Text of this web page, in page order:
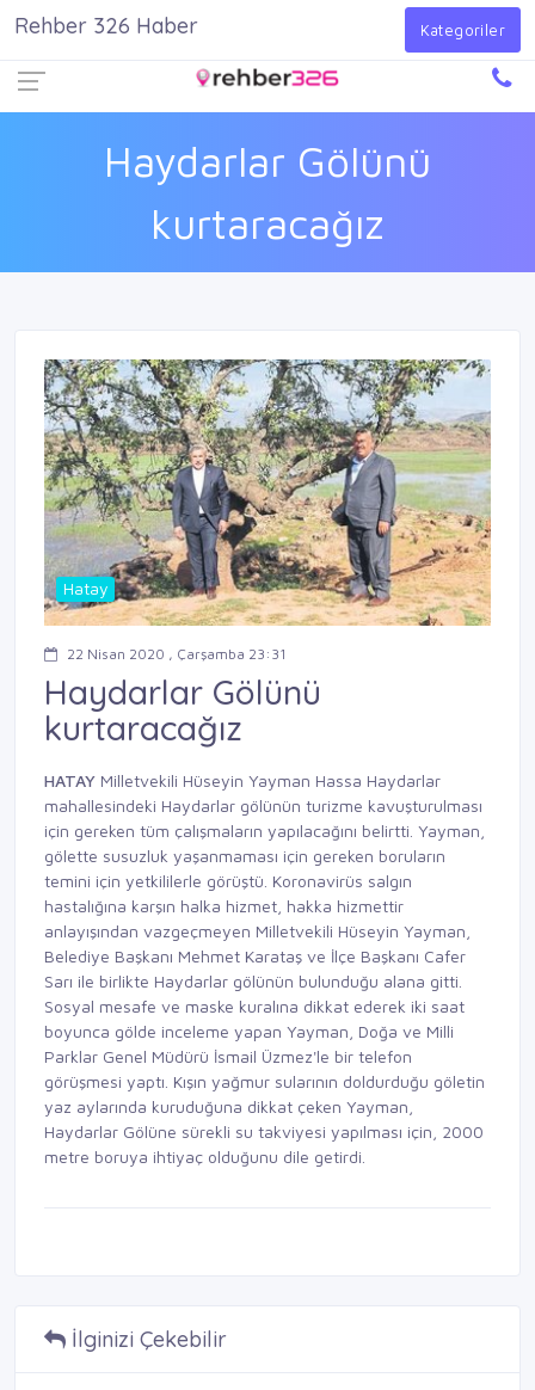
Giriş Yap
Haydarlar Gölünü
kurtaracağız
Rehber 326 Haber Kategoriler
Hatay
22 Nisan 2020 , Çarşamba 23:31
Haydarlar Gölünü
kurtaracağız
HATAY Milletvekili Hüseyin Yayman Hassa Haydarlar
mahallesindeki Haydarlar gölünün turizme kavuşturulması
için gereken tüm çalışmaların yapılacağını belirtti. Yayman,
gölette susuzluk yaşanmaması için gereken boruların
temini için yetkililerle görüştü. Koronavirüs salgın
hastalığına karşın halka hizmet, hakka hizmettir
anlayışından vazgeçmeyen Milletvekili Hüseyin Yayman,
Belediye Başkanı Mehmet Karataş ve İlçe Başkanı Cafer
Sarı ile birlikte Haydarlar gölünün bulunduğu alana gitti.
Sosyal mesafe ve maske kuralına dikkat ederek iki saat
boyunca gölde inceleme yapan Yayman, Doğa ve Milli
Parklar Genel Müdürü İsmail Üzmez'le bir telefon
görüşmesi yaptı. Kışın yağmur sularının doldurduğu göletin
yaz aylarında kuruduğuna dikkat çeken Yayman,
Haydarlar Gölüne sürekli su takviyesi yapılması için, 2000
metre boruya ihtiyaç olduğunu dile getirdi.
İlginizi Çekebilir